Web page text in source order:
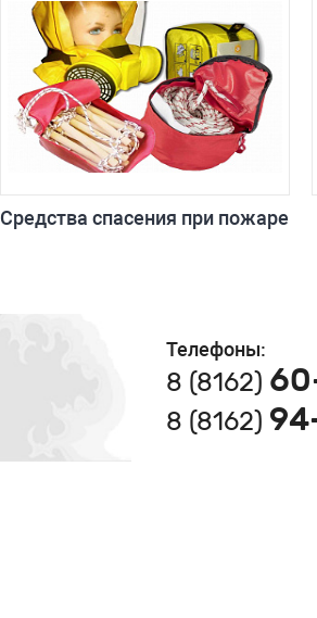
Средства спасения при пожаре
Телефоны:
8 (8162)
8 (8162)